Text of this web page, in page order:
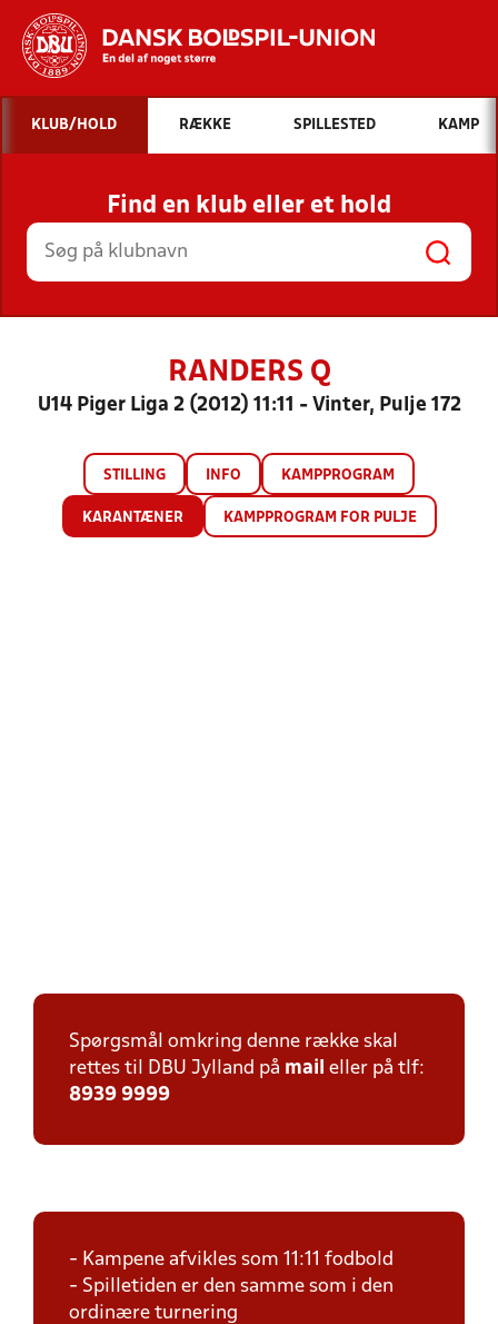
Hvad vil du søge efter?
INDHOLD OG NYHEDER
STILLINGER, RESULTATER, KLUBBER OG
HOLD
KLUB/HOLD RÆKKE SPILLESTED KAMP
Find en klub eller et hold
RANDERS Q
U14 Piger Liga 2 (2012) 11:11 - Vinter, Pulje 172
STILLING INFO KAMPPROGRAM
KARANTÆNER KAMPPROGRAM FOR PULJE
Spørgsmål omkring denne række skal
rettes til DBU Jylland på mail eller på tlf:
8939 9999
- Kampene afvikles som 11:11 fodbold
- Spilletiden er den samme som i den
ordinære turnering